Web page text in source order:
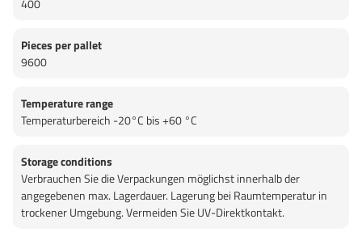
400
Pieces per pallet
9600
Temperature range
Temperaturbereich -20°C bis +60 °C
Storage conditions
Verbrauchen Sie die Verpackungen möglichst innerhalb der
angegebenen max. Lagerdauer. Lagerung bei Raumtemperatur in
trockener Umgebung. Vermeiden Sie UV-Direktkontakt.